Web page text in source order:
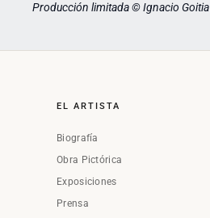
Producción limitada © Ignacio Goitia
EL ARTISTA
Biografía
Obra Pictórica
Exposiciones
Prensa